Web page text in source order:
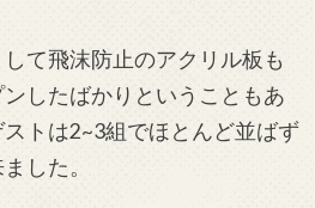
て飛沫防止のアクリル板も
したばかりということもあ
トは2~3組でほとんど並ばず
した。